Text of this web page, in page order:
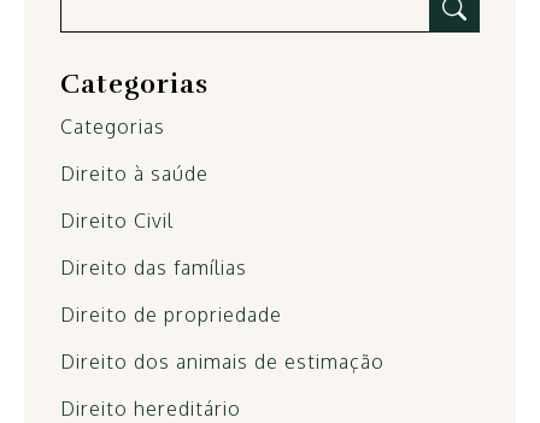
Categorias
Categorias
Direito à saúde
Direito Civil
Direito das famílias
Direito de propriedade
Direito dos animais de estimação
Direito hereditário